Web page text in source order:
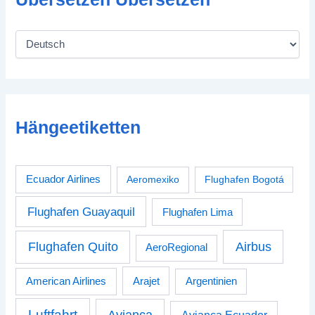
Hängeetiketten
Ecuador Airlines Aeromexiko Flughafen Bogotá
Flughafen Guayaquil Flughafen Lima
Flughafen Quito AeroRegional Airbus
American Airlines Arajet Argentinien